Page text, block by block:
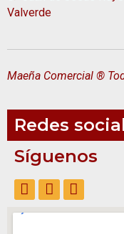
Valverde
Maeña Comercial ®
Redes
Síguenos